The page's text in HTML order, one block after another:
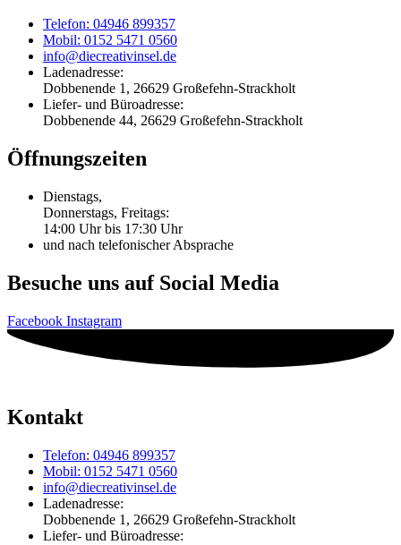
Telefon: 04946 899357
Mobil: 0152 5471 0560
info@diecreativinsel.de
Ladenadresse:
Dobbenende 1, 26629 Großefehn-Strackholt
Liefer- und Büroadresse:
Dobbenende 44, 26629 Großefehn-Strackholt
Öffnungszeiten
Dienstags,
Donnerstags, Freitags:
14:00 Uhr bis 17:30 Uhr
und nach telefonischer Absprache
Besuche uns auf Social Media
Facebook Instagram
Kontakt
Telefon: 04946 899357
Mobil: 0152 5471 0560
info@diecreativinsel.de
Ladenadresse:
Dobbenende 1, 26629 Großefehn-Strackholt
Liefer- und Büroadresse: